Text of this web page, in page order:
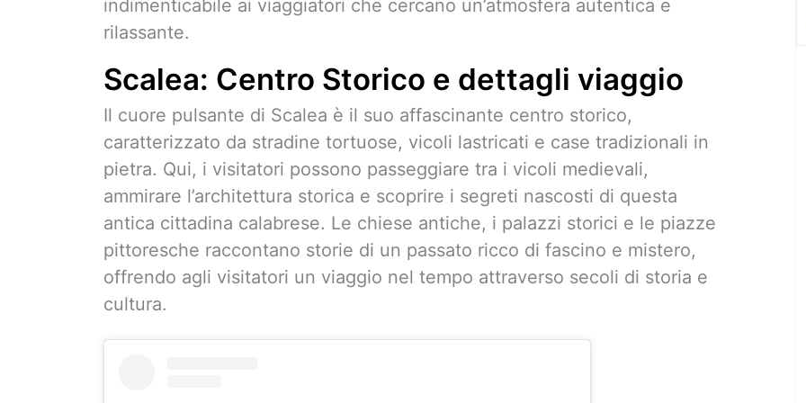
indimenticabile ai viaggiatori che cercano un’atmosfera autentica e
rilassante.
Scalea: Centro Storico e dettagli viaggio
Il cuore pulsante di Scalea è il suo affascinante centro storico,
caratterizzato da stradine tortuose, vicoli lastricati e case tradizionali in
pietra. Qui, i visitatori possono passeggiare tra i vicoli medievali,
ammirare l’architettura storica e scoprire i segreti nascosti di questa
antica cittadina calabrese. Le chiese antiche, i palazzi storici e le piazze
pittoresche raccontano storie di un passato ricco di fascino e mistero,
offrendo agli visitatori un viaggio nel tempo attraverso secoli di storia e
cultura.